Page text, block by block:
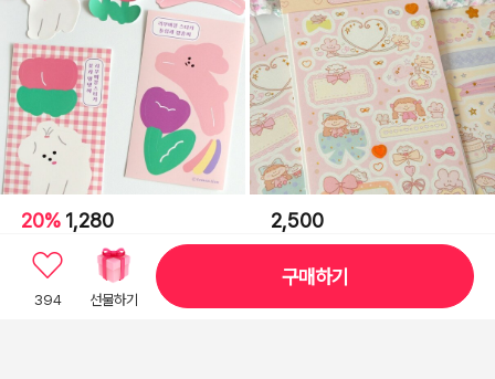
20% 1,280
리무버블 스티커 [산책길에 만난
친구들]
2,500
[하트쉽] 하트쉽 선물가게 모조지
스티커
394 선물하기
구매하기